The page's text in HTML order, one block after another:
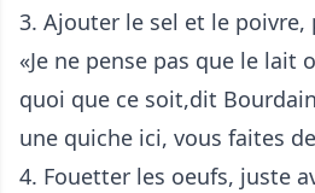
3. Ajouter le sel et le poivre,
«Je ne pense pas que le lait
quoi que ce soit,dit
une quiche ici, vous faites
4. Fouetter les oeufs, juste